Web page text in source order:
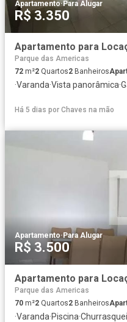
Apartamento·Para Alugar
R$ 3.350
Parque das Americas
72 m²2 Quartos2 Banheiros
·Varanda·Vista panorâmica·
Há 5 dias por Chaves na mão
Apartamento·Para Alugar
R$ 3.500
Parque das Americas
70 m²2 Quartos2 Banheiros
·Varanda·Piscina·